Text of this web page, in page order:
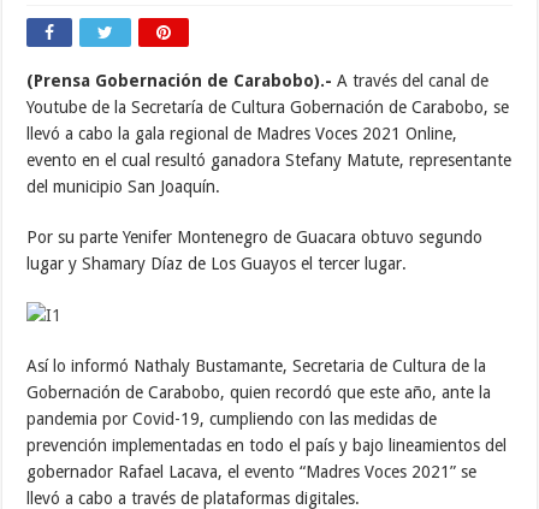
(Prensa Gobernación de Carabobo).- A través del canal de
Youtube de la Secretaría de Cultura Gobernación de Carabobo, se
llevó a cabo la gala regional de Madres Voces 2021 Online,
evento en el cual resultó ganadora Stefany Matute, representante
del municipio San Joaquín.
Por su parte Yenifer Montenegro de Guacara obtuvo segundo
lugar y Shamary Díaz de Los Guayos el tercer lugar.
Así lo informó Nathaly Bustamante, Secretaria de Cultura de la
Gobernación de Carabobo, quien recordó que este año, ante la
pandemia por Covid-19, cumpliendo con las medidas de
prevención implementadas en todo el país y bajo lineamientos del
gobernador Rafael Lacava, el evento “Madres Voces 2021” se
llevó a cabo a través de plataformas digitales.